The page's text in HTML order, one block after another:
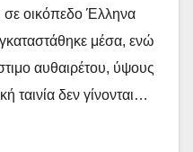
σε οικόπεδο Έλληνα
μέσα, ενώ
αυθαιρέτου, ύψους
ταινία δεν γίνονται…